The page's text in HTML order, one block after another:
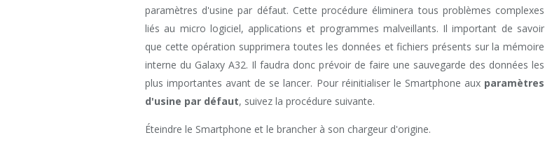
paramètres d'usine par défaut. Cette procédure éliminera tous problèmes complexes
liés au micro logiciel, applications et programmes malveillants. Il important de savoir
que cette opération supprimera toutes les données et fichiers présents sur la mémoire
interne du Galaxy A32. Il faudra donc prévoir de faire une sauvegarde des données les
plus importantes avant de se lancer. Pour réinitialiser le Smartphone aux paramètres
d'usine par défaut, suivez la procédure suivante.
Éteindre le Smartphone et le brancher à son chargeur d'origine.